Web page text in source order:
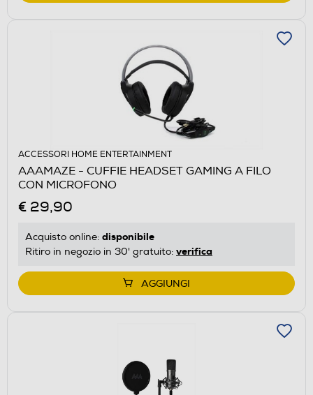
ACCESSORI HOME ENTERTAINMENT
AAAMAZE - CUFFIE HEADSET GAMING A FILO
CON MICROFONO
€ 29,90
Acquisto online: disponibile
Ritiro in negozio in 30' gratuito: verifica
AGGIUNGI